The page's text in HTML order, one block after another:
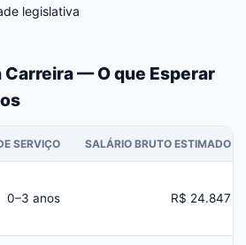
legislativa
Carreira — O que Esperar
SERVIÇO SALÁRIO BRUTO ESTIMADO
0–3 anos R$ 24.847